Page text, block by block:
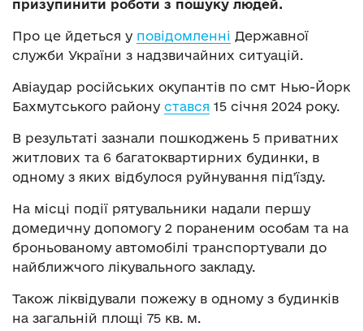
призупинити роботи з пошуку людей.
Про це йдеться у повідомленні Державної
служби України з надзвичайних ситуацій.
Авіаудар російських окупантів по смт Нью-Йорк
Бахмутського району стався 15 січня 2024 року.
В результаті зазнали пошкоджень 5 приватних
житлових та 6 багатоквартирних будинки, в
одному з яких відбулося руйнування підʼїзду.
На місці події рятувальники надали першу
домедичну допомогу 2 пораненим особам та на
броньованому автомобілі транспортували до
найближчого лікувального закладу.
Також ліквідували пожежу в одному з будинків
на загальній площі 75 кв. м.